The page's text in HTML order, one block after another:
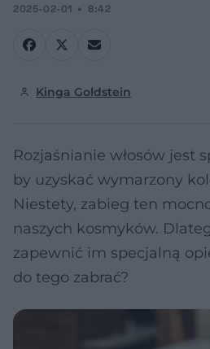
2025-02-01 8:42
Kinga Goldstein
Rozjaśnianie włosów jest
by uzyskać wymarzony
Niestety, zabieg ten
naszych kosmyków.
zapewnić im specjalną
do tego zabrać?